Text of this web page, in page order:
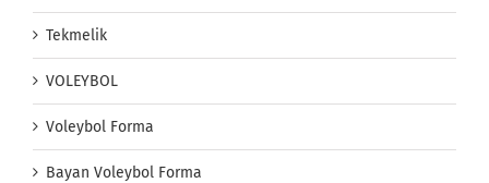
Tekmelik
VOLEYBOL
Voleybol Forma
Bayan Voleybol Forma